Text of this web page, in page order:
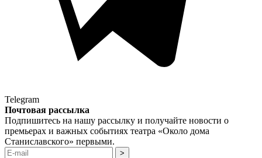
Telegram
Почтовая рассылка
Подпишитесь на нашу рассылку и получайте новости о
премьерах и важных событиях театра «Около дома
Станиславского» первыми.